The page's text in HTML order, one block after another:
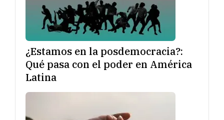
¿Estamos en la posdemocracia?:
Qué pasa con el poder en América
Latina